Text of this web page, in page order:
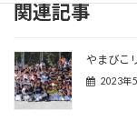
関連記事
やまびこ
2023年